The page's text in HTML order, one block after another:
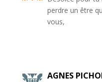
perdre un être
vous,
AGNES